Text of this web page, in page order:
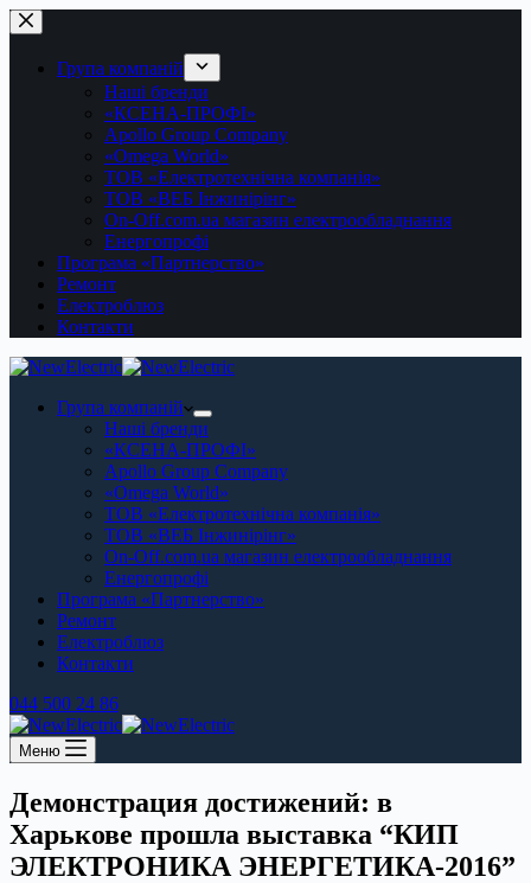
Перейти
до
вмістуГрупа компаній
Наші бренди
«КСЕНА-ПРОФІ»
Apollo Group Company
«Omega World»
ТОВ «Електротехнічна компанія»
ТОВ «ВЕБ Інжинірінг»
On-Off.com.ua магазин електрообладнання
Енергопрофі
Програма «Партнерство»
Ремонт
Електроблюз
Контакти
Група компаній
Наші бренди
«КСЕНА-ПРОФІ»
Apollo Group Company
«Omega World»
ТОВ «Електротехнічна компанія»
ТОВ «ВЕБ Інжинірінг»
On-Off.com.ua магазин електрообладнання
Енергопрофі
Програма «Партнерство»
Ремонт
Електроблюз
Контакти
044 500 24 86
Меню
Демонстрация достижений: в
Харькове прошла выставка “КИП
ЭЛЕКТРОНИКА ЭНЕРГЕТИКА-2016”